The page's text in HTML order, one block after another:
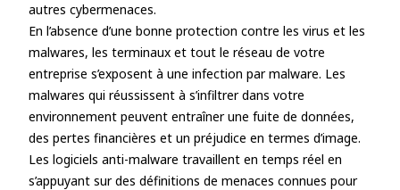
autres cybermenaces.
En l’absence d’une bonne protection contre les virus et les
malwares, les terminaux et tout le réseau de votre
entreprise s’exposent à une infection par malware. Les
malwares qui réussissent à s’infiltrer dans votre
environnement peuvent entraîner une fuite de données,
des pertes financières et un préjudice en termes d’image.
Les logiciels anti-malware travaillent en temps réel en
s’appuyant sur des définitions de menaces connues pour